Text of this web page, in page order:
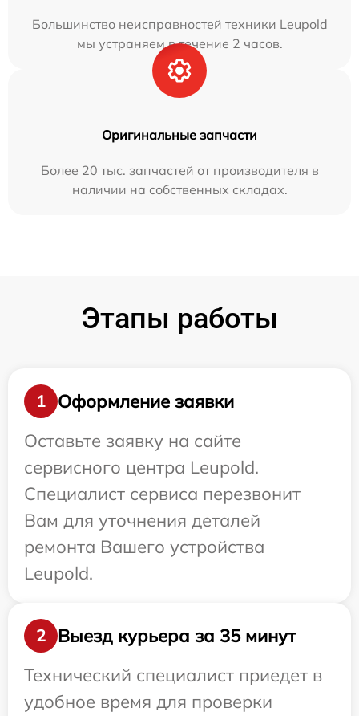
Большинство неисправностей техники Leupold
мы устраняем в течение 2 часов.
Оригинальные запчасти
Более 20 тыс. запчастей от производителя в
наличии на собственных складах.
Этапы работы
1
Оформление заявки
Оставьте заявку на сайте
сервисного центра Leupold.
Специалист сервиса перезвонит
Вам для уточнения деталей
ремонта Вашего устройства
Leupold.
2
Выезд курьера за 35 минут
Технический специалист приедет в
удобное время для проверки